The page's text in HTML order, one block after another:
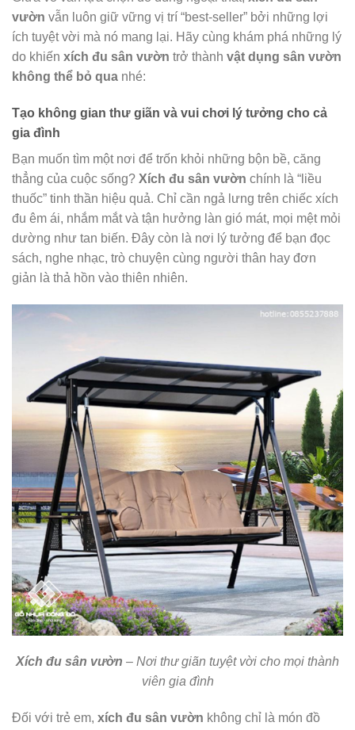
vườn vẫn luôn giữ vững vị trí “best-seller” bởi những lợi
ích tuyệt vời mà nó mang lại. Hãy cùng khám phá những lý
do khiến xích đu sân vườn trở thành vật dụng sân vườn
không thể bỏ qua nhé:
Tạo không gian thư giãn và vui chơi lý tưởng cho cả
gia đình
Bạn muốn tìm một nơi để trốn khỏi những bộn bề, căng
thẳng của cuộc sống? Xích đu sân vườn chính là “liều
thuốc” tinh thần hiệu quả. Chỉ cần ngả lưng trên chiếc xích
đu êm ái, nhắm mắt và tận hưởng làn gió mát, mọi mệt mỏi
dường như tan biến. Đây còn là nơi lý tưởng để bạn đọc
sách, nghe nhạc, trò chuyện cùng người thân hay đơn
giản là thả hồn vào thiên nhiên.
Xích đu sân vườn – Nơi thư giãn tuyệt vời cho mọi thành
viên gia đình
Đối với trẻ em, xích đu sân vườn không chỉ là món đồ